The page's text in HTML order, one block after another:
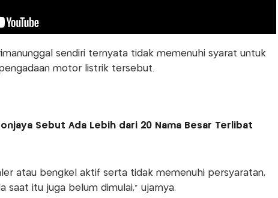
sendiri ternyata tidak memenuhi syarat untuk
motor listrik tersebut.
Sebut Ada Lebih dari 20 Nama Besar Terlibat
atau bengkel aktif serta tidak memenuhi persyaratan,
saat itu juga belum dimulai," ujarnya.